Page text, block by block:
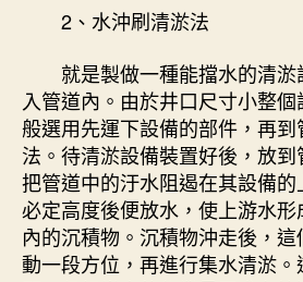
2、水沖刷清淤法
就是製做一種能擋水的清淤
入管道內。由於井口尺寸小整
般選用先運下設備的部件，再
法。待清淤設備裝置好後，放到
把管道中的汙水阻遏在其設備
必定高度後便放水，使上游水
內的沉積物。沉積物沖走後，
動一段方位，再進行集水清淤